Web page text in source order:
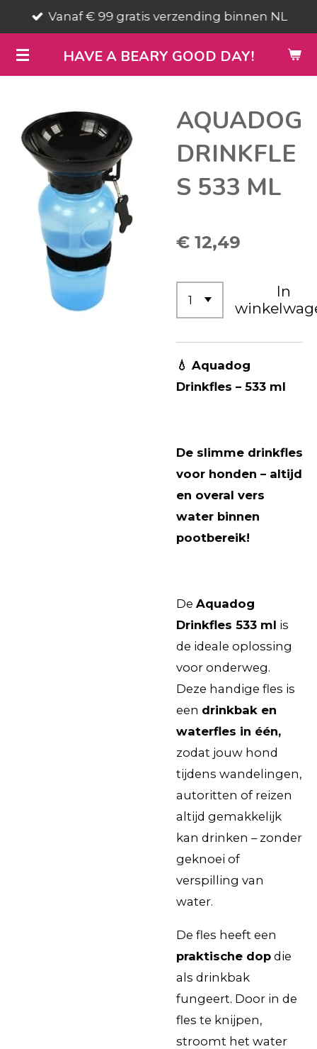
direct
naar
de
HAVE A BEARY GOOD DAY!
Vanaf € 99 gratis verzending binnen NL
AQUADOG
DRINKFLE
S 533 ML
€ 12,49
In
💧 Aquadog
Drinkfles – 533 ml
De slimme drinkfles
voor honden – altijd
en overal vers
water binnen
pootbereik!
De Aquadog
Drinkfles 533 ml is
de ideale oplossing
voor onderweg.
Deze handige fles is
een drinkbak en
waterfles in één,
zodat jouw hond
tijdens wandelingen,
autoritten of reizen
altijd gemakkelijk
kan drinken – zonder
geknoei of
verspilling van
water.
De fles heeft een
praktische dop die
als drinkbak
fungeert. Door in de
fles te knijpen,
stroomt het water